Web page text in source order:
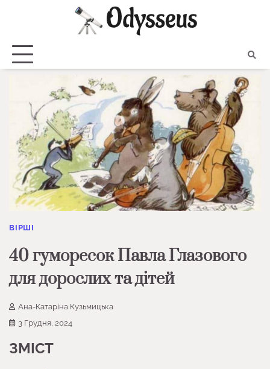
ВІРШІ
40 гуморесок Павла Глазового
для дорослих та дітей
Ана-Катаріна Кузьмицька
3 Грудня, 2024
ЗМІСТ